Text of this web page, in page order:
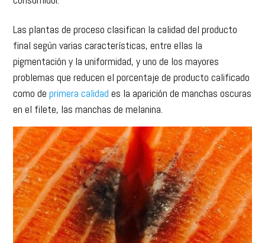
Las plantas de proceso clasifican la calidad del producto
pigmentación y la uniformidad, y uno de los mayores
problemas que reducen el porcentaje de producto calificado
como de
primera calidad
es la aparición de manchas oscuras
en el filete, las manchas de melanina.